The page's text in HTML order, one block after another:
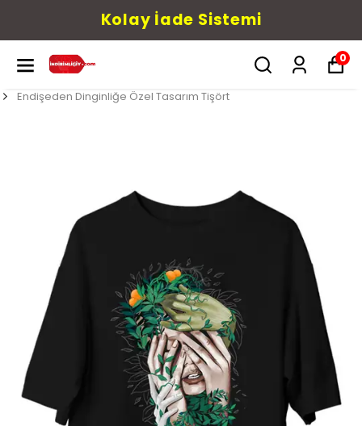
Kolay İade Sistemi
0
Endişeden Dinginliğe Özel Tasarım Tişört